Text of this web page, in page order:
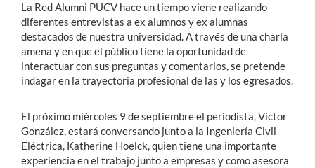
Alumni
English
La Red Alumni PUCV hace un tiempo viene realizando
diferentes entrevistas a ex alumnos y ex alumnas
destacados de nuestra universidad. A través de una charla
amena y en que el público tiene la oportunidad de
interactuar con sus preguntas y comentarios, se pretende
indagar en la trayectoria profesional de las y los egresados.
El próximo miércoles 9 de septiembre el periodista, Víctor
González, estará conversando junto a la Ingeniería Civil
Eléctrica, Katherine Hoelck, quien tiene una importante
experiencia en el trabajo junto a empresas y como asesora